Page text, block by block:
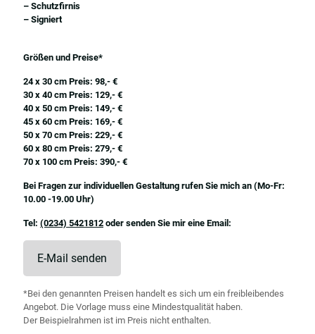
– Schutzfirnis
– Signiert
Größen und Preise*
24 x 30 cm Preis: 98,- €
30 x 40 cm Preis: 129,- €
40 x 50 cm Preis: 149,- €
45 x 60 cm Preis: 169,- €
50 x 70 cm Preis: 229,- €
60 x 80 cm Preis: 279,- €
70 x 100 cm Preis: 390,- €
Bei Fragen zur individuellen Gestaltung rufen Sie mich an (Mo-Fr:
10.00 -19.00 Uhr)
Tel: (0234) 5421812 oder senden Sie mir eine Email:
E-Mail senden
*Bei den genannten Preisen handelt es sich um ein freibleibendes
Angebot. Die Vorlage muss eine Mindestqualität haben.
Der Beispielrahmen ist im Preis nicht enthalten.